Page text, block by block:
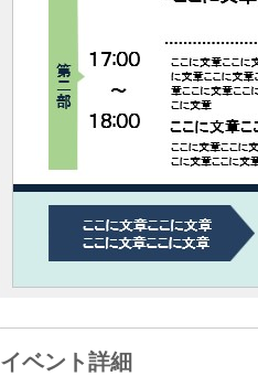
イベント詳細